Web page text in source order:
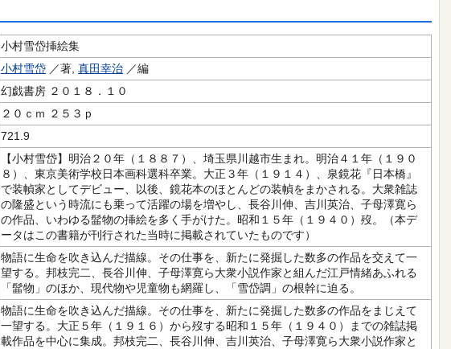
小村雪岱挿絵集
小村雪岱 ／著, 真田幸治 ／編
幻戯書房 ２０１８．１０
２０ｃｍ ２５３ｐ
721.9
【小村雪岱】明治２０年（１８８７）、埼玉県川越市生まれ。明治４１年（１９０
８）、東京美術学校日本画科選科卒業。大正３年（１９１４）、泉鏡花『日本橋』
で装幀家としてデビュー、以後、鏡花本のほとんどの装幀をまかされる。大衆雑誌
の隆盛という時流にも乗って活躍の場を増やし、長谷川伸、吉川英治、子母澤寛ら
の作品、いわゆる髷物の挿絵を多く手がけた。昭和１５年（１９４０）歿。（本デ
ータはこの書籍が刊行された当時に掲載されていたものです）
物語に生命を吹き込んだ描線。その仕事を、新たに発掘した数多の作品を交えて一
望する。邦枝完二、長谷川伸、子母澤寛ら大衆小説作家と組んだ江戸情緒あふれる
「髷物」のほか、現代物や児童物も網羅し、「雪岱調」の根幹に迫る。
物語に生命を吹き込んだ描線。その仕事を、新たに発掘した数多の作品をまじえて
一望する。大正５年（１９１６）から歿する昭和１５年（１９４０）までの雑誌掲
載作品を中心に集成。邦枝完二、長谷川伸、吉川英治、子母澤寛ら大衆小説作家と